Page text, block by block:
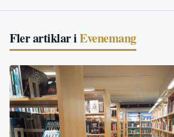
Fler artiklar iEvenemang